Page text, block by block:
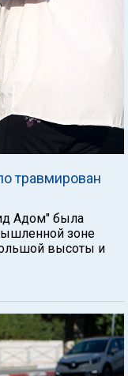
травмирован
Адом" была
зоне
высоты и